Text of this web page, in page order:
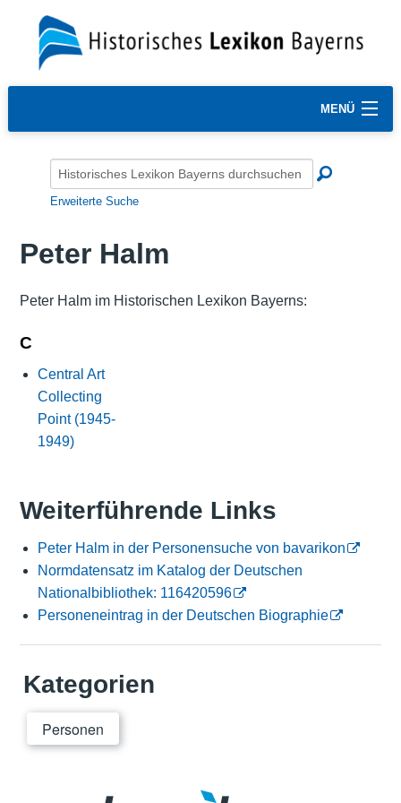
MENÜ
Erweiterte Suche
Peter Halm
Peter Halm im Historischen Lexikon Bayerns:
C
Central Art
Collecting
Point (1945-
1949)
Weiterführende Links
Peter Halm in der Personensuche von bavarikon
Normdatensatz im Katalog der Deutschen
Nationalbibliothek: 116420596
Personeneintrag in der Deutschen Biographie
Kategorien
Personen